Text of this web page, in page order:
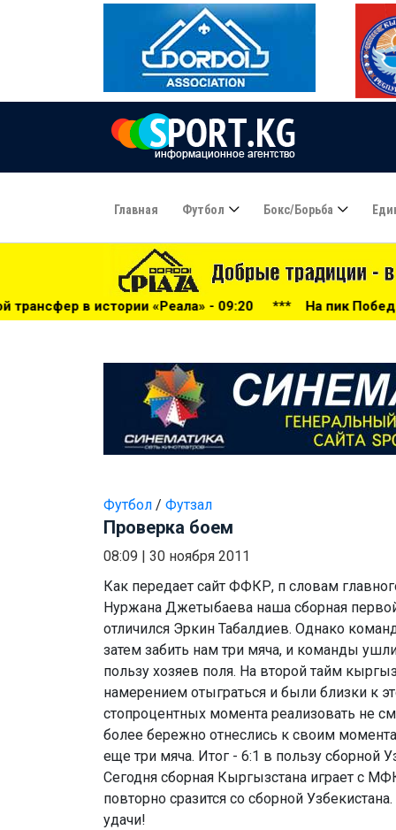
Главная Футбол Бокс/борьба
- 09:20 ***На пик Победы будут пускать
Футбол / Футзал
Проверка боем
08:09
30 ноября 2011
Как передает сайт ФФКР, п словам
Нуржана Джетыбаева наша сборная
отличился Эркин Табалдиев. Однако
затем забить нам три мяча, и команды
пользу хозяев поля. На второй тайм
намерением отыграться и были близки к
стопроцентных момента реализовать не
более бережно отнеслись к своим
еще три мяча. Итог - 6:1 в пользу сборной
Сегодня сборная Кыргызстана играет с
повторно сразится со сборной
удачи!